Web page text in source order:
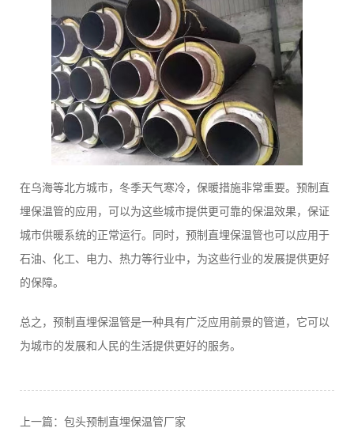
在乌海等北方城市，冬季天气寒冷，保暖措施非常重要。预制直
埋保温管的应用，可以为这些城市提供更可靠的保温效果，保证
城市供暖系统的正常运行。同时，预制直埋保温管也可以应用于
石油、化工、电力、热力等行业中，为这些行业的发展提供更好
的保障。
总之，预制直埋保温管是一种具有广泛应用前景的管道，它可以
为城市的发展和人民的生活提供更好的服务。
上一篇： 包头预制直埋保温管厂家